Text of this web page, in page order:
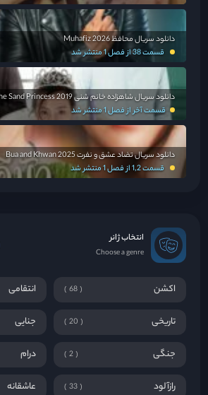
دانلود سریال محافظ Muhafiz 2026
قسمت 38 از فصل 1 منتشر شد
دانلود سریال شاهزاده خانم شنی The Sand Princess 2019
قسمت آخر از فصل 1 منتشر شد
دانلود سریال تضاد عشق و نفرت Bua and Khwan 2025
قسمت 1,2 از فصل 1 منتشر شد
انتخاب ژانر
Choose a genre
اکشن 68 انتقامی
تاریخی 20 جنایی
جنگی 2 درام
رازآلود 33 عاشقانه